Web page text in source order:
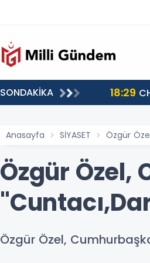
SONDAKİKA 18:29
Anasayfa SİYASET Özgür
Özgür Özel,
Özgür Özel,